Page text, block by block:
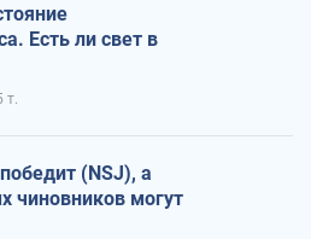
Есть ли свет в
т.
(NSJ), а
чиновников могут